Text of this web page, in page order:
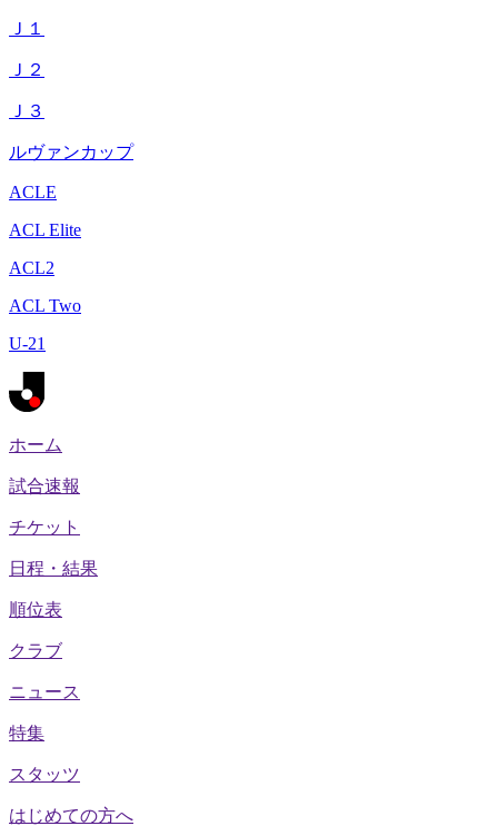
Ｊ１
Ｊ２
Ｊ３
ルヴァンカップ
ACLE
ACL Elite
ACL2
ACL Two
U-21
ホーム
試合速報
チケット
日程・結果
順位表
クラブ
ニュース
特集
スタッツ
はじめての方へ